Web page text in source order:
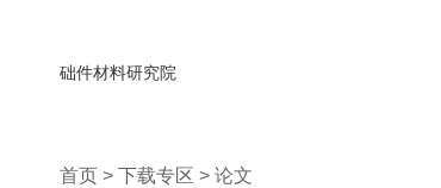
首页 > 下载专区 > 论文